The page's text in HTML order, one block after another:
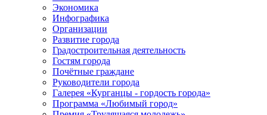
Экономика
Инфографика
Организации
Развитие города
Градостроительная деятельность
Гостям города
Почётные граждане
Руководители города
Галерея «Курганцы - гордость города»
Программа «Любимый город»